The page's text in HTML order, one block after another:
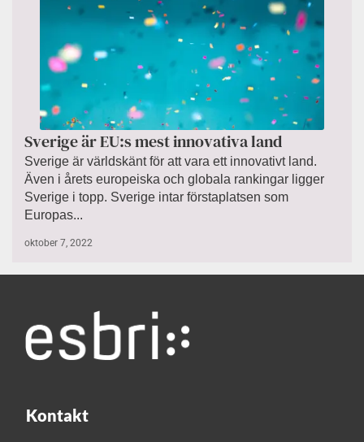
Sverige är EU:s mest innovativa land
Sverige är världskänt för att vara ett innovativt land.
Även i årets europeiska och globala rankingar ligger
Sverige i topp. Sverige intar förstaplatsen som
Europas...
oktober 7, 2022
Kontakt